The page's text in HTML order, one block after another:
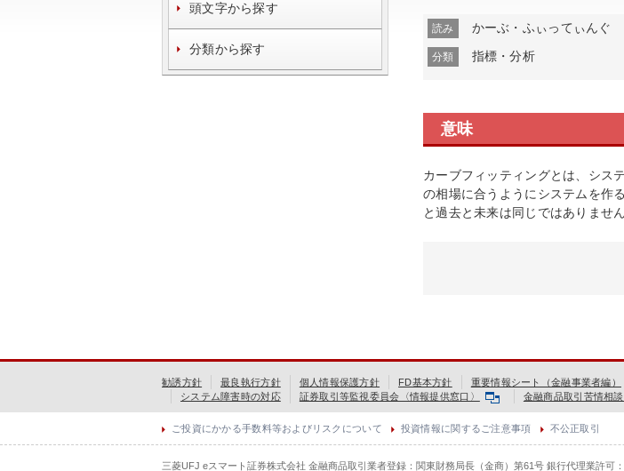
読み かーぶ・ふぃってぃんぐ
分類 指標・分析
意味
カーブフィッティングとは、シス
の相場に合うようにシステムを作
と過去と未来は同じではありませ
頭文字から探す
分類から探す
勧誘方針 最良執行方針 個人情報保護方針 FD基本方針 重要情報シート（金融事業者編）
システム障害時の対応
証券取引等監視委員会〈情報提供窓口〉 金融商品取引苦情相談
ご投資にかかる手数料等およびリスクについて 投資情報に関するご注意事項 不公正取引
三菱UFJ eスマート証券株式会社 金融商品取引業者登録：関東財務局長（金商）第61号 銀行代理業許